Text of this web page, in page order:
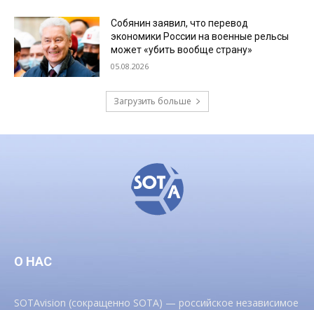
Собянин заявил, что перевод
экономики России на военные рельсы
может «убить вообще страну»
05.08.2026
Загрузить больше
О НАС
SOTAvision (сокращенно SOTA) — российское независимое